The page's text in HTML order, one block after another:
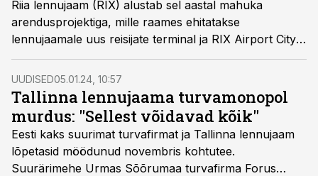
Riia lennujaam (RIX) alustab sel aastal mahuka
arendusprojektiga, mille raames ehitatakse
lennujaamale uus reisijate terminal ja RIX Airport City
linnak.
UUDISED05.01.24, 10:57
Tallinna lennujaama turvamonopol
murdus: "Sellest võidavad kõik"
Eesti kaks suurimat turvafirmat ja Tallinna lennujaam
lõpetasid möödunud novembris kohtutee.
Suurärimehe Urmas Sõõrumaa turvafirma Forus